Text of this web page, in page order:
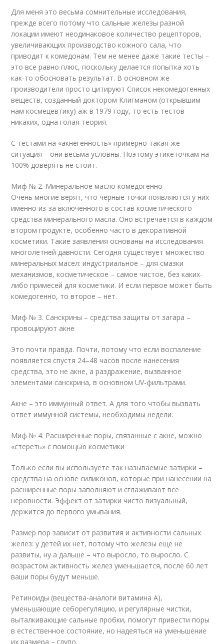
Для меня это весьма сомнительные исследования,
прежде всего потому что сальные железы разной
локации имеют неодинаковое количество рецепторов,
увеличивающих производство кожного сала, что
приводит к комедонам. Тем не менее даже такие тесты –
это все равно плюс, поскольку делается попытка хоть
как-то обосновать результат. В основном же
производители просто цитируют Список некомедогенных
веществ, созданный доктором Клигманом (открывшим
нам космецевтику) аж в 1979 году, то есть тестов
никаких, одна голая теория.
С тестами на «акнегенность» примерно такая же
ситуация – они весьма условны. Поэтому этикеточкам на
100% доверять не стоит.
Миф № 2. Минеральное масло комедогенно
Очень многие верят, что черные точки появляются у них
именно из-за включенного в состав косметического
средства минерального масла. Оно встречается в каждом
втором продукте, особенно часто в декоративной
косметики. Такие заявления основаны на исследования
многолетней давности. Сегодня существует множество
минеральных масел: индустриальное – для смазки
механизмов, косметическое – самое чистое, без каких-
либо примесей для косметики. И если первое может быть
комедогенно, то второе – нет.
Миф № 3. Санскрины – средства защиты от загара –
провоцируют акне
Это почти правда. Почти, потому что если воспаление
появляется спустя 24–48 часов после нанесения
средства, это не акне, а раздражение, вызванное
элементами санскрина, в основном UV-фильтрами.
Акне – это иммунный ответ. А для того чтобы вызвать
ответ иммунной системы, необходимы недели.
Миф № 4. Расширенные поры, связанные с акне, можно
«стереть» с помощью косметики
Только если вы используете так называемые затирки –
средства на основе силиконов, которые при нанесении на
расширенные поры заполняют и сглаживают все
неровности. Эффект от затирки чисто визуальный,
держится до первого умывания.
Размер пор зависит от развития и активности сальных
желез: у детей их нет, потому что железы еще не
развиты, ну а дальше – что выросло, то выросло. С
возрастом активность желез уменьшается, после 60 лет
ваши поры будут меньше.
Ретиноиды (вещества-аналоги витамина А),
уменьшающие себорегуляцию, и регулярные чистки,
выталкивающие сальные пробки, помогут привести поры
в естественное состояние, но надеяться на уменьшение
их размера – глупо.